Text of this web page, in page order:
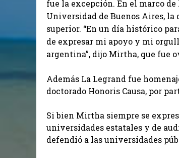
fue la excepción. En el marco
Universidad de Buenos Aires, la
superior. “En un día histórico
de expresar mi apoyo y mi
argentina”, dijo Mirtha, que fue
Además La Legrand fue
doctorado Honoris Causa, por
Si bien Mirtha siempre se
universidades estatales y de
defendió a las universidades